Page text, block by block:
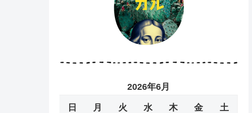
2026年6月
日 月 火 水 木 金 土